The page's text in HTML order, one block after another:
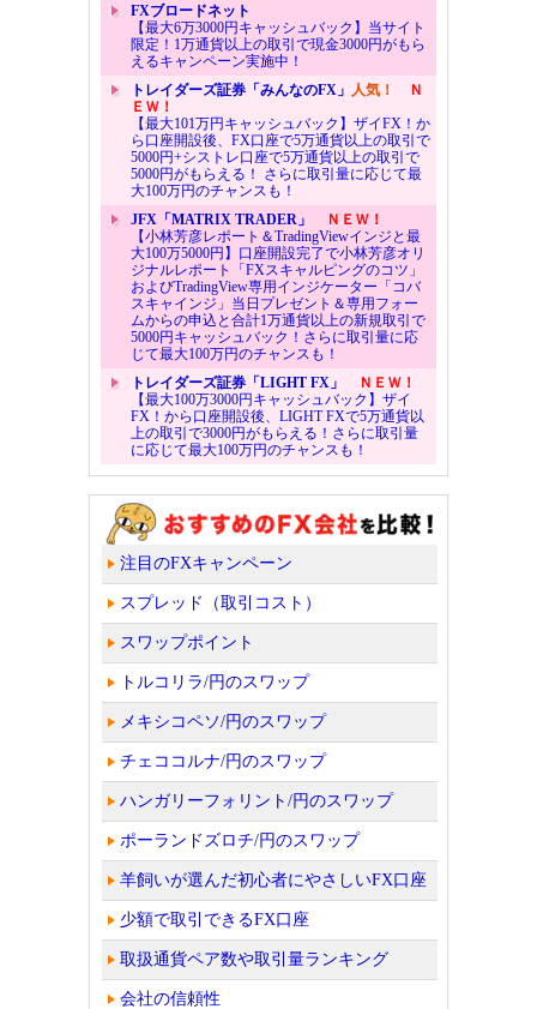
FXブロードネット
【最大6万3000円キャッシュバック】当サイト
限定！1万通貨以上の取引で現金3000円がもら
えるキャンペーン実施中！
トレイダーズ証券「みんなのFX」 人気！
Ｎ
ＥＷ！
【最大101万円キャッシュバック】ザイFX！か
ら口座開設後、FX口座で5万通貨以上の取引で
5000円+シストレ口座で5万通貨以上の取引で
5000円がもらえる！ さらに取引量に応じて最
大100万円のチャンスも！
JFX「MATRIX TRADER」
ＮＥＷ！
【小林芳彦レポート＆TradingViewインジと最
大100万5000円】口座開設完了で小林芳彦オリ
ジナルレポート「FXスキャルピングのコツ」
およびTradingView専用インジケーター「コバ
スキャインジ」当日プレゼント＆専用フォー
ムからの申込と合計1万通貨以上の新規取引で
5000円キャッシュバック！さらに取引量に応
じて最大100万円のチャンスも！
トレイダーズ証券「LIGHT FX」
ＮＥＷ！
【最大100万3000円キャッシュバック】ザイ
FX！から口座開設後、LIGHT FXで5万通貨以
上の取引で3000円がもらえる！さらに取引量
に応じて最大100万円のチャンスも！
注目のFXキャンペーン
スプレッド（取引コスト）
スワップポイント
トルコリラ/円のスワップ
メキシコペソ/円のスワップ
チェココルナ/円のスワップ
ハンガリーフォリント/円のスワップ
ポーランドズロチ/円のスワップ
羊飼いが選んだ初心者にやさしいFX口座
少額で取引できるFX口座
取扱通貨ペア数や取引量ランキング
会社の信頼性